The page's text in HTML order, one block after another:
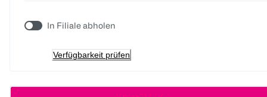
In Filiale abholen
Verfügbarkeit prüfen